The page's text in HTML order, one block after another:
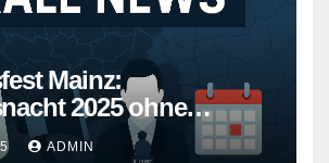
Mainz:
2025 ohne
ADMIN